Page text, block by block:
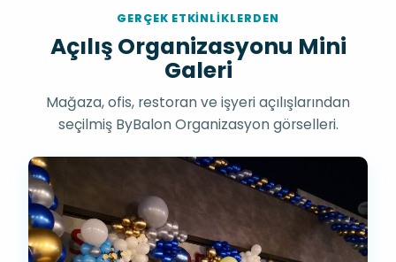
GERÇEK ETKINLIKLERDEN
Açılış Organizasyonu Mini
Galeri
Mağaza, ofis, restoran ve işyeri açılışlarından
seçilmiş ByBalon Organizasyon görselleri.